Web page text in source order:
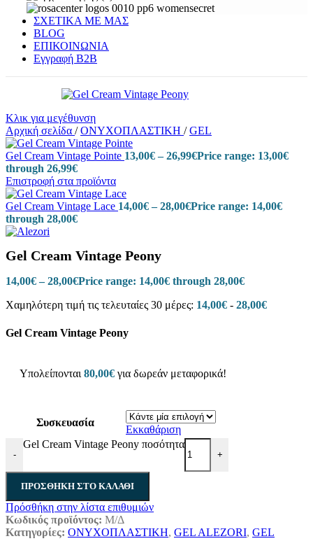
ΣΧΕΤΙΚΑ ΜΕ ΜΑΣ
BLOG
ΕΠΙΚΟΙΝΩΝΙΑ
Εγγραφή Β2Β
Κλικ για μεγέθυνση
Αρχική σελίδα / ΟΝΥΧΟΠΛΑΣΤΙΚΗ / GEL
Gel Cream Vintage Pointe 13,00€ – 26,99€Price range: 13,00€
through 26,99€
Επιστροφή στα προϊόντα
Gel Cream Vintage Lace 14,00€ – 28,00€Price range: 14,00€
through 28,00€
Gel Cream Vintage Peony
14,00€ – 28,00€Price range: 14,00€ through 28,00€
Χαμηλότερη τιμή τις τελευταίες 30 μέρες: 14,00€ - 28,00€
Gel Cream Vintage Peony
Υπολείπονται 80,00€ για δωρεάν μεταφορικά!
Συσκευασία
Εκκαθάριση
-
Gel Cream Vintage Peony ποσότητα
+
ΠΡΟΣΘΉΚΗ ΣΤΟ ΚΑΛΆΘΙ
Πρόσθήκη στην λίστα επιθυμιών
Κωδικός προϊόντος: Μ/Δ
Κατηγορίες: ΟΝΥΧΟΠΛΑΣΤΙΚΗ, GEL ALEZORI, GEL